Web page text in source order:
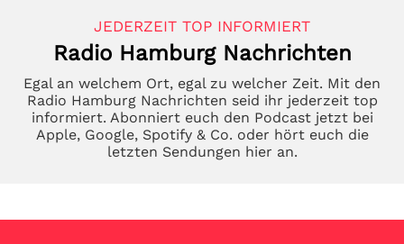
JEDERZEIT TOP INFORMIERT
Radio Hamburg Nachrichten
Egal an welchem Ort, egal zu welcher Zeit. Mit den
Radio Hamburg Nachrichten seid ihr jederzeit top
informiert. Abonniert euch den Podcast jetzt bei
Apple, Google, Spotify & Co. oder hört euch die
letzten Sendungen hier an.